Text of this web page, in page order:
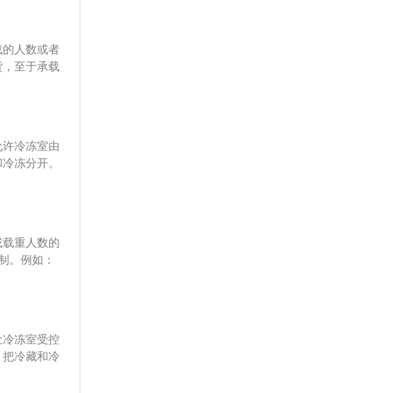
没有科目
件下的安
的处理知
50道题进
每题2分。
4、考试
人数或者
至于承载
时候核载
罚。科目
部分。
操作要
临危处置
组成，题
冷冻室由
冻分开。
冻功率。
载冰箱，
箱的传统
积大。车
面使用；
车正常启
箱使用
工作，从而
重人数的
。例如：
载就是指
设置。例
承载重
因为这个
方说法中
为主，满
冻室受控
冷藏和冷
冻能力。